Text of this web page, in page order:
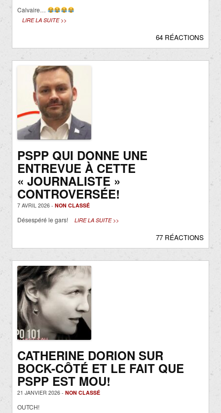
Calvaire…
LIRE LA SUITE >>
64 RÉACTIONS
PSPP QUI DONNE UNE
ENTREVUE À CETTE
« JOURNALISTE »
CONTROVERSÉE!
7 AVRIL 2026 - NON CLASSÉ
Désespéré le gars! LIRE LA SUITE >>
77 RÉACTIONS
CATHERINE DORION SUR
BOCK-CÔTÉ ET LE FAIT QUE
PSPP EST MOU!
21 JANVIER 2026 - NON CLASSÉ
OUTCH!